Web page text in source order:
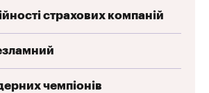
страхових компаній
чемпіонів